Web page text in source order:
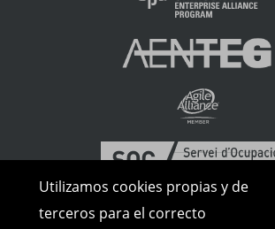
Utilizamos cookies propias y de
terceros para el correcto